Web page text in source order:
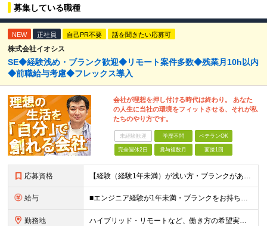
募集している職種
NEW 正社員 自己PR不要 話を聞きたい応募可
株式会社イオシス
SE◆経験浅め・ブランク歓迎◆リモート案件多数◆残業月10h以内
◆前職給与考慮◆フレックス導入
会社が理想を押し付ける時代は終わり。 あなた
の人生に当社の環境をフィットさせる、それが私
たちのやり方です。
未経験歓迎 学歴不問 ベテランOK
完全週休2日 賞与複数月 面接1回
応募資格 【経験（経験1年未満）が浅い方・ブランクがある方も大歓迎です！】 ◆学歴不問 ◆何かしらのIT業界でのご経験をお持ちの方 ┗エンジニア経験だけでなく、ITサポートなど職種は不問です！ ＜こんな方にピッタリ！＞ ◆会社に縛られず、自分らしい働き方を見つけたい ◆質問しやすい安心のサポート環境でリスタートしたい ◆柔軟な制度がある会社で、私生活も大切にしながら働きたい 【応募前にご確認ください】 プロジェクトによっては東京都内のお客様先へ定期的に出勤していただく場合があります そのため、東京都内への通勤が可能な方を応募対象としています なお、フルリモート勤務を確約とした募集ではありませんので、あらかじめご了承ください ※本転職で都内近郊に転居をご検討されている方は大歓迎です
給与 ■エンジニア経験が1年未満・ブランクをお持ちの方 月給300,000円～320,000円（年収:420～448万円以上） ■1年以上のエンジニア経験をお持ちの方 月給320,000円～650,000円（年収:448～910万円以上） ★IT業界以外の経験であっても、 あなたのこれまでの給与を考慮し面接時から額をご相談可能です！ ※経験･能力だけでなく社会人経験や期待値を考慮して決定します ※上記の額にはみなし残業手当（月16～17時間分、3万6,000円～6万1,000円）を含む ※残業時間超過分は別途全額支給します ※通勤を伴う場合、上記給与に交通費を毎月追加 ※試用期間6ヶ月。その間は契約社員となりますが、給与・待遇に差異はありません ≪月々の手当が豊富です≫ ★各種手当を合わせると、ほとんどの社員に【月額1万円以上】が支給されています！ ◆通信費補助（月5,000円） ◆光熱費補助（月5,000円） ◆健康増進手当（月5,000円） ◆精勤手当（月1万円） ◆退職金補助（月1万円、正社員化後に加入可能なiDeCo+）
勤務地 ハイブリッド・リモートなど、働き方の希望実現率は100％！ ≪本社≫ 東京都豊島区東池袋3-2-3 第一主田ビル402号室 「晩ご飯は家族と一緒に食べたい」 島崎代表のそんなシンプルな想いから、当社のリモート体制はスタートしました。 ITエンジニアとしての特性を最大限に活かし、当社では2017年（コロナ前）からリモートワークを導入しています。 在宅勤務はスキルの低下が懸念されがちですが、当社では、現役エンジニアとして活躍する島崎が、エンジニアとしての市場価値を高めながら、日々の生活を充実させる“自由度の高い人材”へと育成します。最近では、野村不動産が手掛けるリモートオフィス管理システムのリプレイス案件にて、コンサルタントとしても従事しています。 もちろん、在宅勤務に伴う課題にも対応しています。通信費・光熱費・ディスプレイや椅子など業務用備品にかかる費用は、福利厚生の一環として会社が負担（昨年度実績：年間10万円）しています。 ※(変更の範囲)上記を除く当社関連勤務地